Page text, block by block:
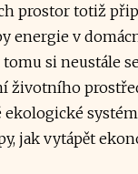
prostor totiž
energie v
si neustále
životního
jak vytápět